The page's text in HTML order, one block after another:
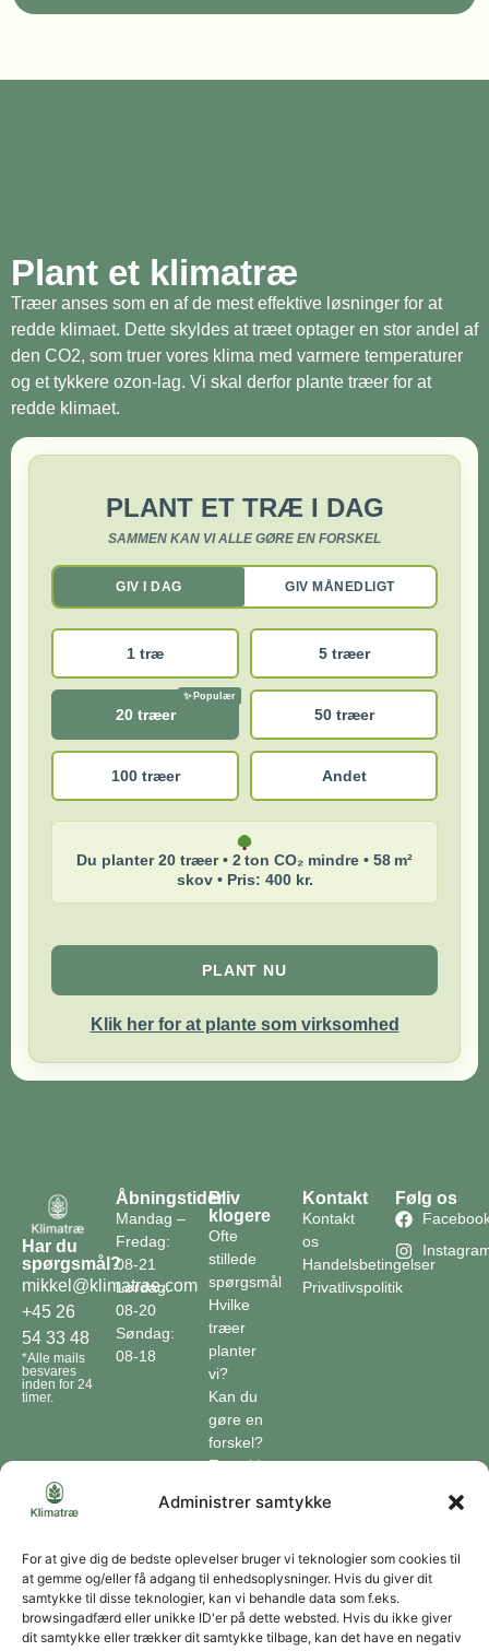
Administrer samtykke
For at give dig de bedste oplevelser bruger vi teknologier som cookies til
at gemme og/eller få adgang til enhedsoplysninger. Hvis du giver dit
samtykke til disse teknologier, kan vi behandle data som f.eks.
browsingadfærd eller unikke ID'er på dette websted. Hvis du ikke giver
dit samtykke eller trækker dit samtykke tilbage, kan det have en negativ
Plant et klimatræ
Træer anses som en af de mest effektive løsninger for at
redde klimaet. Dette skyldes at træet optager en stor andel af
den CO2, som truer vores klima med varmere temperaturer
og et tykkere ozon-lag. Vi skal derfor plante træer for at
redde klimaet.
PLANT ET TRÆ I DAG
SAMMEN KAN VI ALLE GØRE EN FORSKEL
GIV I DAG GIV MÅNEDLIGT
1 træ 5 træer
20 træer 50 træer
100 træer Andet
Du planter 20 træer • 2 ton CO₂ mindre • 58 m²
skov • Pris: 400 kr.
PLANT NU
Klik her for at plante som virksomhed
Har du
spørgsmål?
mikkel@klimatrae.com
+45 26
54 33 48
*Alle mails
besvares
inden for 24
timer.
Åbningstider
Mandag –
Fredag:
08-21
Lørdag:
08-20
Søndag:
08-18
Bliv
klogere
Ofte
stillede
spørgsmål
Hvilke
træer
planter
vi?
Kan du
gøre en
forskel?
En guide
Klimaordbogen
optager
træer
co2?
Kontakt
Kontakt
os
Handelsbetingelser
Privatlivspolitik
Følg os